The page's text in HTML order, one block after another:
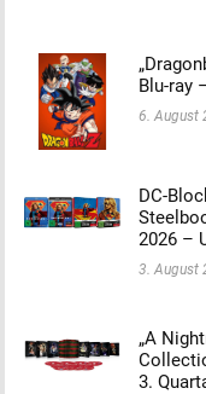
Blu-ray
6. August
DC-
2026 –
3. August
„A
3.